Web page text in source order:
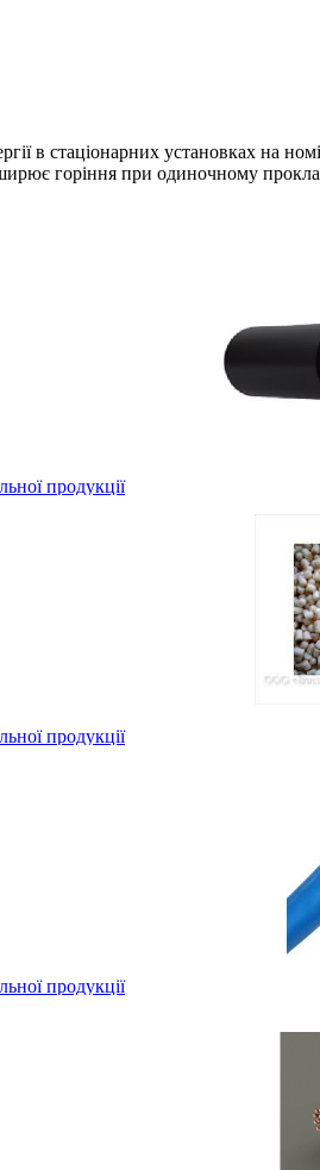
в стаціонарних установках
горіння при одиночному
продукції
продукції
продукції